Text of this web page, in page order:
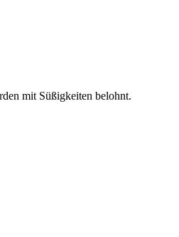
mit Süßigkeiten belohnt.